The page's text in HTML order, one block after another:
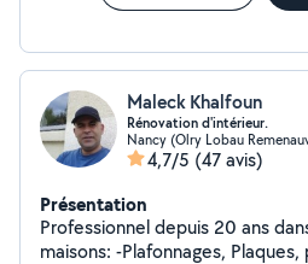
Maleck Khalfoun
Rénovation d'intérieur.
Nancy (Olry Lobau
4,7/5 (47 avis)
Présentation
Professionnel depuis 20 ans
maisons: -Plafonnages,